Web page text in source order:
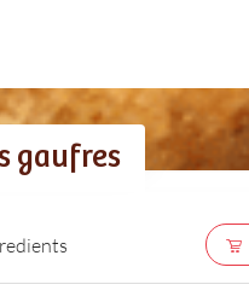
gaufres